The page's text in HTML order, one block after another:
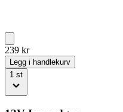
239 kr
Legg i handlekurv
1 st